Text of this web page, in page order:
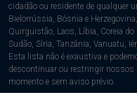
cidadão ou residente de qualquer
Bielorrússia, Bósnia e
Quirguistão, Laos, Líbia, Coreia do
Sudão, Síria, Tanzânia, Vanuatu,
Esta lista não é exaustiva e
descontinuar ou restringir
momento e sem aviso prévio.